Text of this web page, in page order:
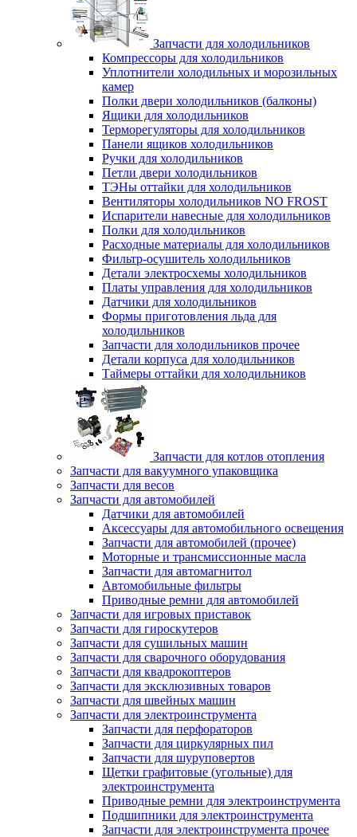
Запчасти для холодильников
Компрессоры для холодильников
Уплотнители холодильных и морозильных
камер
Полки двери холодильников (балконы)
Ящики для холодильников
Терморегуляторы для холодильников
Панели ящиков холодильников
Ручки для холодильников
Петли двери холодильников
ТЭНы оттайки для холодильников
Вентиляторы холодильников NO FROST
Испарители навесные для холодильников
Полки для холодильников
Расходные материалы для холодильников
Фильтр-осушитель холодильников
Детали электросхемы холодильников
Платы управления для холодильников
Датчики для холодильников
Формы приготовления льда для
холодильников
Запчасти для холодильников прочее
Детали корпуса для холодильников
Таймеры оттайки для холодильников
Запчасти для котлов отопления
Запчасти для вакуумного упаковщика
Запчасти для весов
Запчасти для автомобилей
Датчики для автомобилей
Аксессуары для автомобильного освещения
Запчасти для автомобилей (прочее)
Моторные и трансмиссионные масла
Запчасти для автомагнитол
Автомобильные фильтры
Приводные ремни для автомобилей
Запчасти для игровых приставок
Запчасти для гироскутеров
Запчасти для сушильных машин
Запчасти для сварочного оборудования
Запчасти для квадрокоптеров
Запчасти для эксклюзивных товаров
Запчасти для швейных машин
Запчасти для электроинструмента
Запчасти для перфораторов
Запчасти для циркулярных пил
Запчасти для шуруповертов
Щетки графитовые (угольные) для
электроинструмента
Приводные ремни для электроинструмента
Подшипники для электроинструмента
Запчасти для электроинструмента прочее